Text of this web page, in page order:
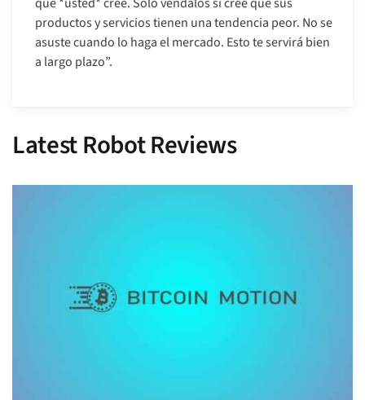
productos y servicios tienen una tendencia peor. No se
asuste cuando lo haga el mercado. Esto te servirá bien
a largo plazo”.
Latest Robot Reviews